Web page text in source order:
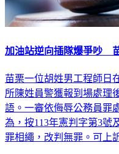
加油站逆向插隊爆爭吵
苗栗一位胡姓男工程師日
所陳姓員警獲報到場處理
語。一審依侮辱公務員罪
為，按113年憲判字第3號
罪相繩，改判無罪。可上